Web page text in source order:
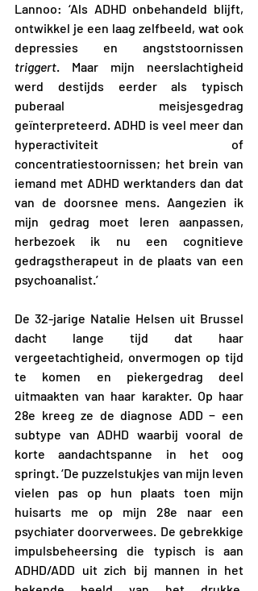
Lannoo: ‘Als ADHD onbehandeld blijft,
ontwikkel je een laag zelfbeeld, wat ook
triggert. Maar mijn neerslachtigheid
werd destijds eerder als typisch
puberaal meisjesgedrag
geïnterpreteerd. ADHD is veel meer dan
hyperactiviteit of
concentratiestoornissen; het brein van
iemand met ADHD werktanders dan dat
van de doorsnee mens. Aangezien ik
mijn gedrag moet leren aanpassen,
herbezoek ik nu een cognitieve
gedragstherapeut in de plaats van een
psychoanalist.’
De 32-jarige Natalie Helsen uit Brussel
dacht lange tijd dat haar
vergeetachtigheid, onvermogen op tijd
te komen en piekergedrag deel
uitmaakten van haar karakter. Op haar
28e kreeg ze de diagnose ADD − een
subtype van ADHD waarbij vooral de
korte aandachtspanne in het oog
springt. ‘De puzzelstukjes van mijn leven
vielen pas op hun plaats toen mijn
huisarts me op mijn 28e naar een
psychiater doorverwees. De gebrekkige
impulsbeheersing die typisch is aan
ADHD/ADD uit zich bij mannen in het